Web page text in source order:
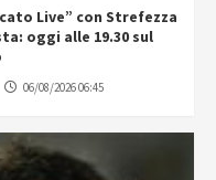
Live” con Strefezza
oggi alle 19.30 sul
06/08/2026 06:45